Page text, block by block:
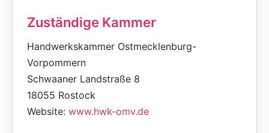
Zuständige Kammer
Handwerkskammer Ostmecklenburg-
Vorpommern
Schwaaner Landstraße 8
18055 Rostock
Website: www.hwk-omv.de